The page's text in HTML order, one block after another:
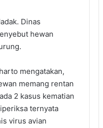
Dinas
hewan
mengatakan,
memang rentan
2 kasus kematian
ternyata
virus avian